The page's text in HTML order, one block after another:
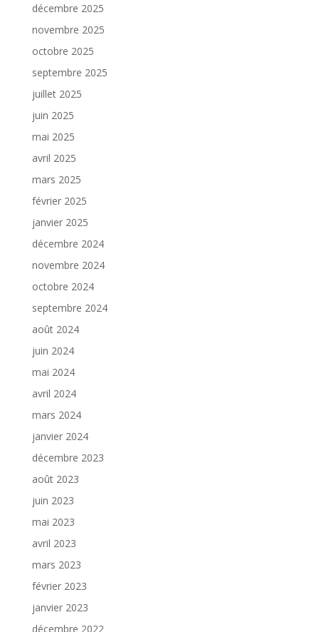
décembre 2025
novembre 2025
octobre 2025
septembre 2025
juillet 2025
juin 2025
mai 2025
avril 2025
mars 2025
février 2025
janvier 2025
décembre 2024
novembre 2024
octobre 2024
septembre 2024
août 2024
juin 2024
mai 2024
avril 2024
mars 2024
janvier 2024
décembre 2023
août 2023
juin 2023
mai 2023
avril 2023
mars 2023
février 2023
janvier 2023
décembre 2022